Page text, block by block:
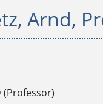
Arnd,
(Professor)